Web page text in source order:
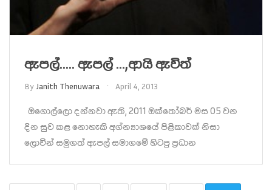
ඇපල්….. ඇපල් …,ආයි ඇවිත්
By Janith Thenuwara April 4, 2013
ඔගොල්ලො දන්නවා ඇති, 2011 ඔක්තෝබර් මස 05 වන
දින සුව කළ නොහැකි අග්න්‍යාශයේ පිළිකාවක් නිසා
ලොවින් සමුගත් ඇපල් සමාගමේ හිටපු ප්‍රධාන